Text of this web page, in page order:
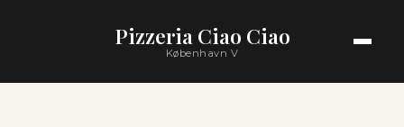
Pizzeria Ciao Ciao
København V